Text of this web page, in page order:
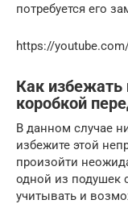
потребуется его
https://
Как избежать
коробкой
В данном случае
избежите этой
произойти
одной из подушек
учитывать и